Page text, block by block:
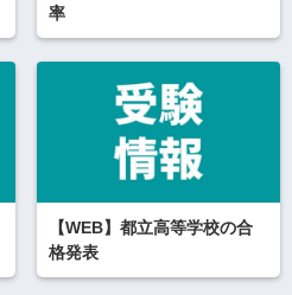
率
【WEB】都立高等学校の合
格発表